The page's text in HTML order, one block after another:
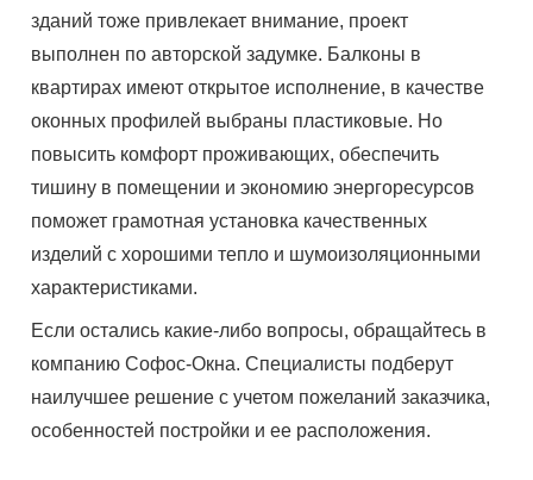
зданий тоже привлекает внимание, проект
выполнен по авторской задумке. Балконы в
квартирах имеют открытое исполнение, в качестве
оконных профилей выбраны пластиковые. Но
повысить комфорт проживающих, обеспечить
тишину в помещении и экономию энергоресурсов
поможет грамотная установка качественных
изделий с хорошими тепло и шумоизоляционными
характеристиками.
Если остались какие-либо вопросы, обращайтесь в
компанию Софос-Окна. Специалисты подберут
наилучшее решение с учетом пожеланий заказчика,
особенностей постройки и ее расположения.